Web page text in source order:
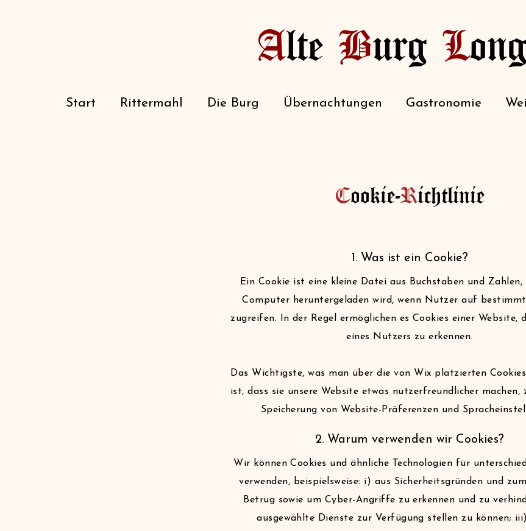
Alte Burg L
Start Rittermahl Die Burg Übernachtungen Gastronomie
Cookie-Richtlinie
1. Was ist ein Cookie?
Ein Cookie ist eine kleine Datei aus Buchstaben und
Computer heruntergeladen wird, wenn Nutzer auf
zugreifen. In der Regel ermöglichen es Cookies einer Website,
eines Nutzers zu erkennen.
Das Wichtigste, was man über die von Wix platzierten Cookies
ist, dass sie unsere Website etwas nutzerfreundlicher machen,
Speicherung von Website-Präferenzen und
2. Warum verwenden wir Cookies?
Wir können Cookies und ähnliche Technologien für
verwenden, beispielsweise: i) aus Sicherheitsgründen und
Betrug sowie um Cyber-Angriffe zu erkennen und zu
ausgewählte Dienste zur Verfügung stellen zu können;